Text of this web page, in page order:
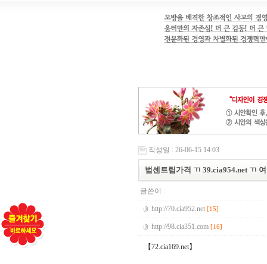
작성일 : 26-06-15 14:03
법센트립가격 ㄲ 39.cia954.net ㄲ
글쓴이 :
http://70.cia952.net [15]
http://98.cia351.com [16]
【72.cia169.net】